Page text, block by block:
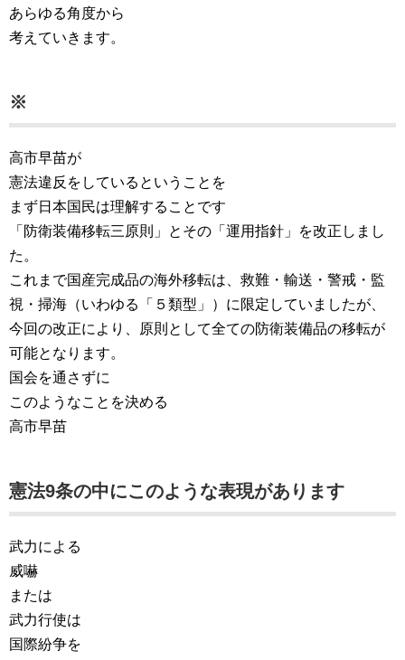
あらゆる角度から
考えていきます。
※
高市早苗が
憲法違反をしているということを
まず日本国民は理解することです
「防衛装備移転三原則」とその「運用指針」を改正しまし
た。
これまで国産完成品の海外移転は、救難・輸送・警戒・監
視・掃海（いわゆる「５類型」）に限定していましたが、
今回の改正により、原則として全ての防衛装備品の移転が
可能となります。
国会を通さずに
このようなことを決める
高市早苗
憲法9条の中にこのような表現があります
武力による
威嚇
または
武力行使は
国際紛争を